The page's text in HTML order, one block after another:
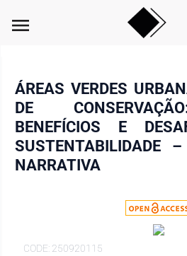
menu
ÁREAS VERDES
DE
BENEFÍCIOS E
SUSTENTABILIDADE
NARRATIVA
CODE: 250920115